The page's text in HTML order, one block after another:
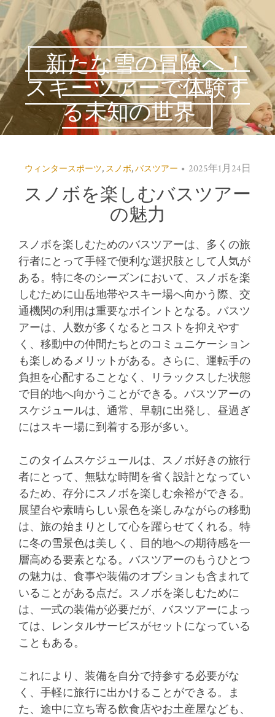
新たな雪の冒険へ！
スキーツアーで体験す
る未知の世界
ウィンタースポーツ, スノボ,バスツアー 2025年1月24日
スノボを楽しむバスツアー
の魅力
スノボを楽しむためのバスツアーは、多くの旅
行者にとって手軽で便利な選択肢として人気が
ある。 特に冬のシーズンにおいて、スノボを楽
しむために山岳地帯やスキー場へ向かう際、交
通機関の利用は重要なポイントとなる。バスツ
アーは、人数が多くなるとコストを抑えやす
く、移動中の仲間たちとのコミュニケーション
も楽しめるメリットがある。さらに、運転手の
負担を心配することなく、リラックスした状態
で目的地へ向かうことができる。バスツアーの
スケジュールは、通常、早朝に出発し、昼過ぎ
にはスキー場に到着する形が多い。
このタイムスケジュールは、スノボ好きの旅行
者にとって、無駄な時間を省く設計となってい
るため、存分にスノボを楽しむ余裕ができる。
展望台や素晴らしい景色を楽しみながらの移動
は、旅の始まりとして心を躍らせてくれる。特
に冬の雪景色は美しく、目的地への期待感を一
層高める要素となる。バスツアーのもうひとつ
の魅力は、食事や装備のオプションも含まれて
いることがある点だ。スノボを楽しむために
は、一式の装備が必要だが、バスツアーによっ
ては、レンタルサービスがセットになっている
こともある。
これにより、装備を自分で持参する必要がな
く、手軽に旅行に出かけることができる。ま
た、途中に立ち寄る飲食店やお土産屋なども、